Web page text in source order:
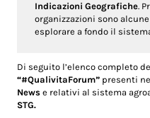
Indicazioni Geografiche.
organizzazioni sono
esplorare a fondo il
Di seguito l’elenco completo
“#QualivitaForum” presenti
News e relativi al sistema
STG.